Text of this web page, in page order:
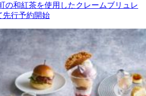
の和紅茶を使用したクレームブリュレ
先行予約開始